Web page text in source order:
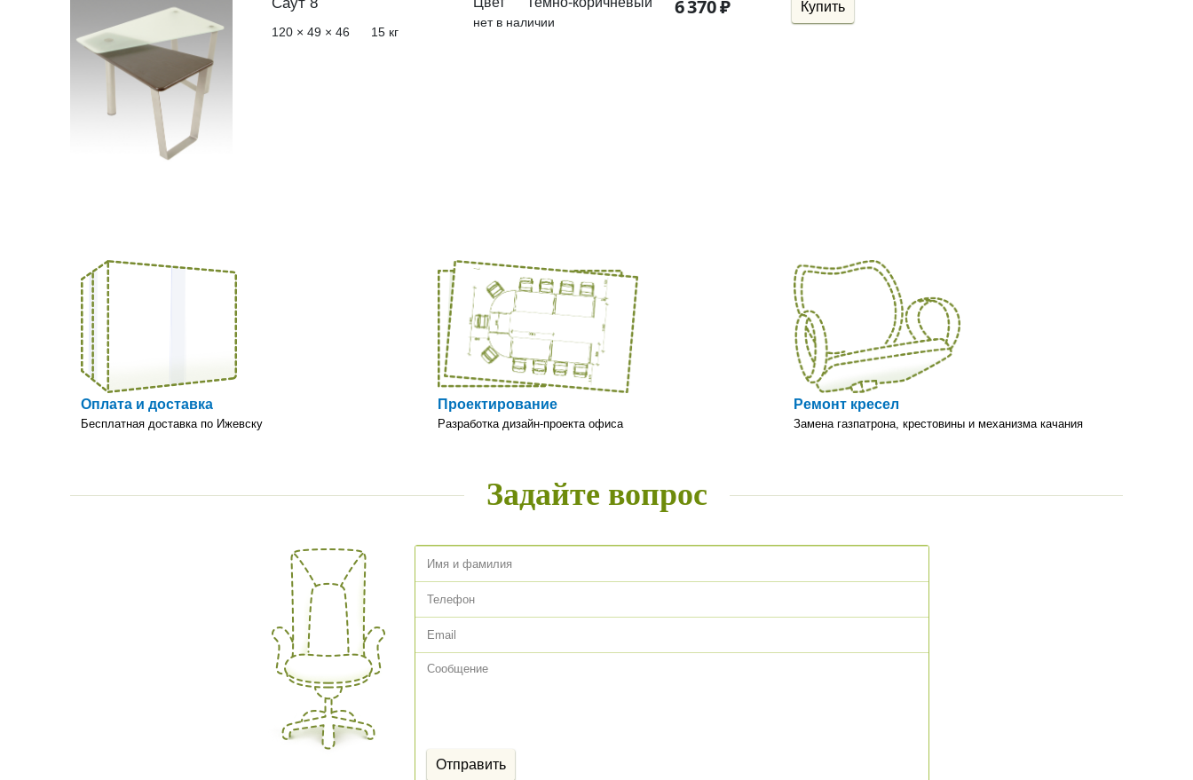
120 × 49 × 46 15кг
нет в наличии
6370₽ Купить
Оплата и доставка
Бесплатная доставка по Ижевску
Проектирование
Разработка дизайн-проекта офиса
Ремонт кресел
Замена газпатрона, крестовины и механизма качания
Задайте вопрос